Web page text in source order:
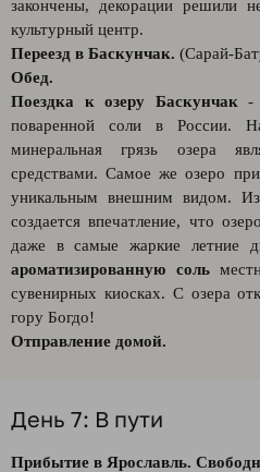
закончены, декорации решили
культурный центр.
Переезд в Баскунчак. (Сарай-
Обед.
Поездка к озеру Баскунчак -
поваренной соли в России.
минеральная грязь озера
средствами. Самое же озеро
уникальным внешним видом.
создается впечатление, что
даже в самые жаркие летние
ароматизированную соль
сувенирных киосках. С озера
гору Богдо!
Отправление домой.
День 7: В пути
Прибытие в Ярославль.